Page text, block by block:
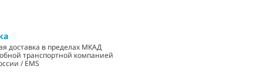
доставка в пределах МКАД
транспортной компанией
/ EMS